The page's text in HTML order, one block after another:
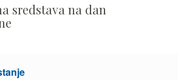
sredstava na dan